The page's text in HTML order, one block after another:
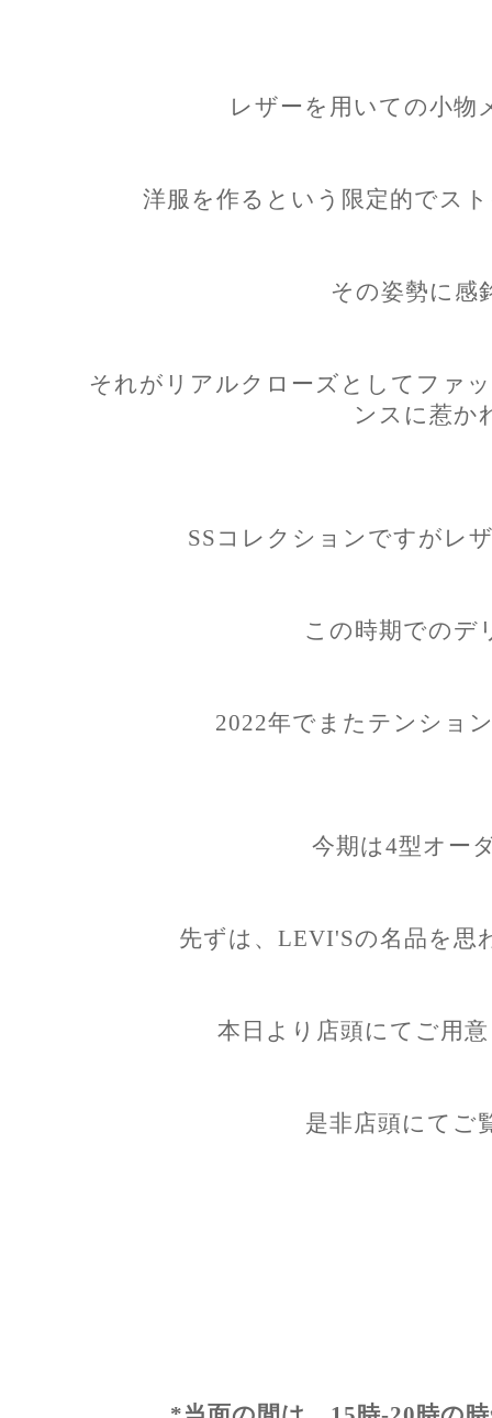
レザーを用いての小物
洋服を作るという限定的でス
その姿勢に感
それがリアルクローズとしてファ
ンスに惹か
SSコレクションですがレ
この時期でのデ
2022年でまたテンショ
今期は4型オー
先ずは、LEVI'Sの名品を思
本日より店頭にてご用
是非店頭にてご